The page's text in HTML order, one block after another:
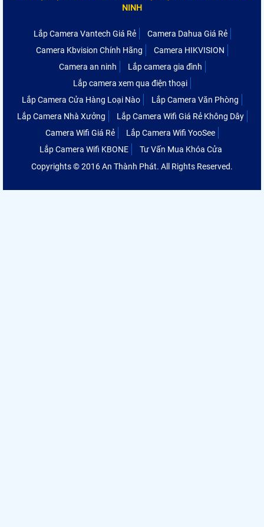
NINH
Lắp Camera Vantech Giá Rẻ
Camera Dahua Giá Rẻ
Camera Kbvision Chính Hãng
Camera HIKVISION
Camera an ninh
Lắp camera gia đình
Lắp camera xem qua điện thoại
Lắp Camera Cửa Hàng Loại Nào
Lắp Camera Văn Phòng
Lắp Camera Nhà Xưởng
Lắp Camera Wifi Giá Rẻ Không Dây
Camera Wifi Giá Rẻ
Lắp Camera Wifi YooSee
Lắp Camera Wifi KBONE
Tư Vấn Mua Khóa Cửa
Copyrights © 2016 An Thành Phát. All Rights Reserved.